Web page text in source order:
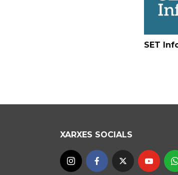
SET
XARXES SOCIALS